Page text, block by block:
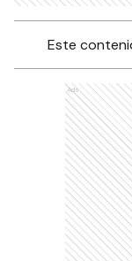
Este
Ads